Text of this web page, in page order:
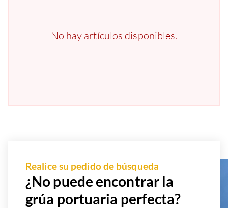
No hay artículos disponibles.
Realice su pedido de búsqueda
¿No puede encontrar la
grúa portuaria perfecta?